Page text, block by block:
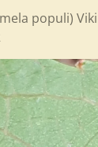
populi)